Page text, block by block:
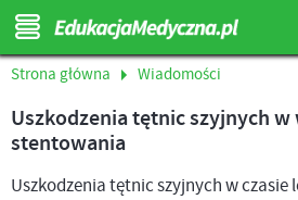
Strona główna Wiadomości
Uszkodzenia tętnic szyjnych
stentowania
Uszkodzenia tętnic szyjnych w czasie